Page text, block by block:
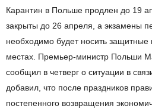
Карантин в Польше продлен до 19
закрыты до 26 апреля, а экзамены
необходимо будет носить
местах. Премьер-министр Польши
сообщил в четверг о ситуации в
добавил, что после праздников
постепенного возвращения